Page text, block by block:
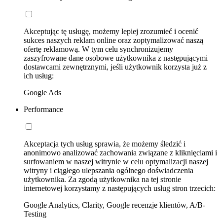
Akceptując tę usługę, możemy lepiej zrozumieć i ocenić
sukces naszych reklam online oraz zoptymalizować naszą
ofertę reklamową. W tym celu synchronizujemy
zaszyfrowane dane osobowe użytkownika z następującymi
dostawcami zewnętrznymi, jeśli użytkownik korzysta już z
ich usług:
Google Ads
Performance
Akceptacja tych usług sprawia, że możemy śledzić i
anonimowo analizować zachowania związane z kliknięciami i
surfowaniem w naszej witrynie w celu optymalizacji naszej
witryny i ciągłego ulepszania ogólnego doświadczenia
użytkownika. Za zgodą użytkownika na tej stronie
internetowej korzystamy z następujących usług stron trzecich:
Google Analytics, Clarity, Google recenzje klientów, A/B-
Testing